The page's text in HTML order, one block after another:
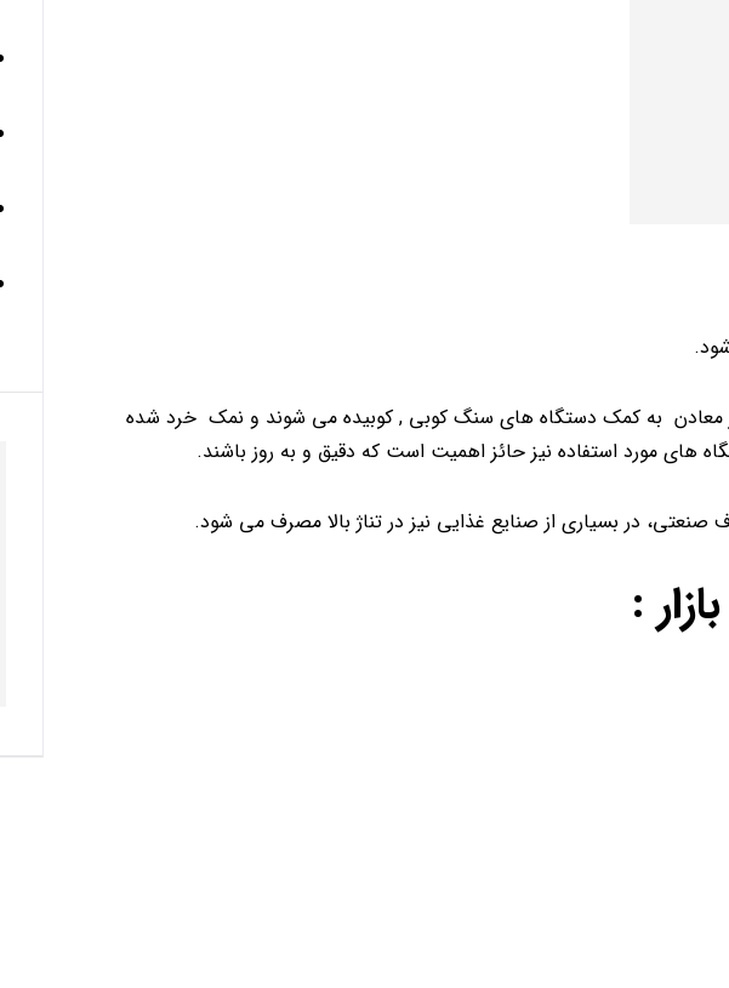
معادن به کمک دستگاه های سنگ کوبی , کوبیده می شوند و نمک خرد شده
های مورد استفاده نیز حائز اهمیت است که دقیق و به روز باشند.
: